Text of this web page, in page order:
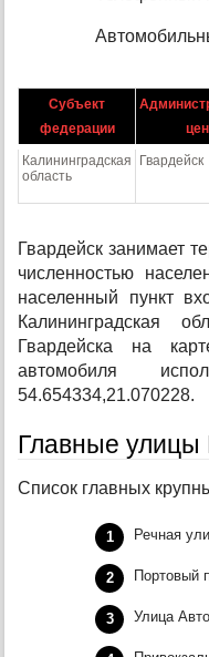
Субъект
федерации
Калининградская
область
Гвардейск
Гвардейск занимает
численностью
населенный пункт
Калининградская
Гвардейска на
автомобиля
54.654334,21.070228.
Главные улицы
Список главных
Речная
Портовый
Улица